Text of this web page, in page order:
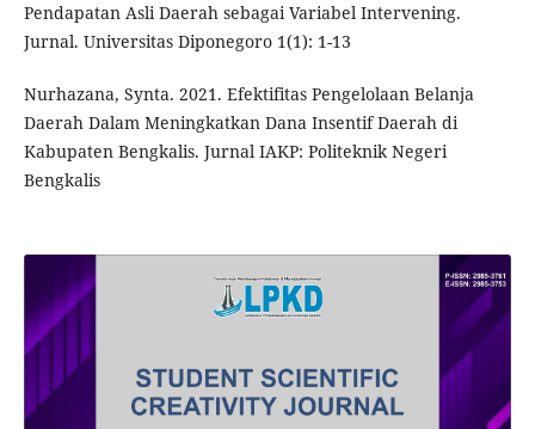
Pendapatan Asli Daerah sebagai Variabel Intervening.
Jurnal. Universitas Diponegoro 1(1): 1-13
Nurhazana, Synta. 2021. Efektifitas Pengelolaan Belanja
Daerah Dalam Meningkatkan Dana Insentif Daerah di
Kabupaten Bengkalis. Jurnal IAKP: Politeknik Negeri
Bengkalis